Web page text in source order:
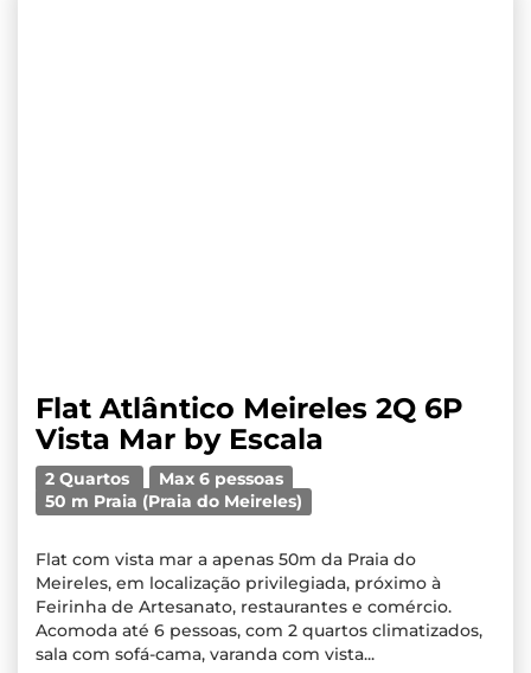
Flat Atlântico Meireles 2Q 6P
Vista Mar by Escala
2 Quartos
Max 6 pessoas
50 m Praia (Praia do Meireles)
Flat com vista mar a apenas 50m da Praia do
Meireles, em localização privilegiada, próximo à
Feirinha de Artesanato, restaurantes e comércio.
Acomoda até 6 pessoas, com 2 quartos climatizados,
sala com sofá-cama, varanda com vista...